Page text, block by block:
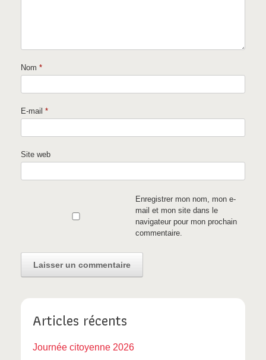
Nom *
E-mail *
Site web
Enregistrer mon nom, mon e-
mail et mon site dans le
navigateur pour mon prochain
commentaire.
Articles récents
Journée citoyenne 2026